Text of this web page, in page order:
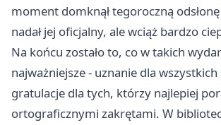
moment domknął tegoroczną
nadał jej oficjalny, ale wciąż bardzo
Na końcu zostało to, co w takich
najważniejsze - uznanie dla
gratulacje dla tych, którzy najlepiej
ortograficznymi zakrętami. W